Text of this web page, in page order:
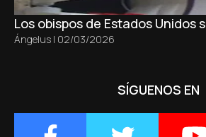
Los obispos de Estados Unidos
Ángelus | 02/03/2026
SÍGUENOS EN